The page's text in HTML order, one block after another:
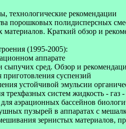
технологические рекомендации
порошковых полидисперсных
Краткий обзор и
(1995-2005):
аппарате
сред. Обзор и
суспензий
устойчивой эмульсии
трехфазных систем жидкость -
аэрационных бассейнов
пузырей в аппаратах с
зернистых материалов,